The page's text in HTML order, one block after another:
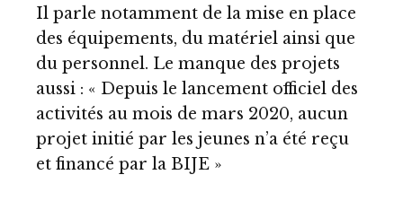
Il parle notamment de la mise en place
des équipements, du matériel ainsi que
du personnel. Le manque des projets
aussi : « Depuis le lancement officiel des
activités au mois de mars 2020, aucun
projet initié par les jeunes n’a été reçu
et financé par la BIJE »